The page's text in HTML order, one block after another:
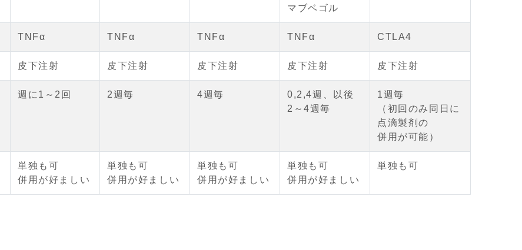
マブベゴル
TNFα TNFα TNFα TNFα CTLA4
皮下注射 皮下注射 皮下注射 皮下注射 皮下注射
週に1～2回 2週毎 4週毎
0,2,4週、以後
2～4週毎
1週毎
（初回のみ同日に
点滴製剤の
併用が可能）
単独も可
併用が好ましい
単独も可
併用が好ましい
単独も可
併用が好ましい
単独も可
併用が好ましい
単独も可